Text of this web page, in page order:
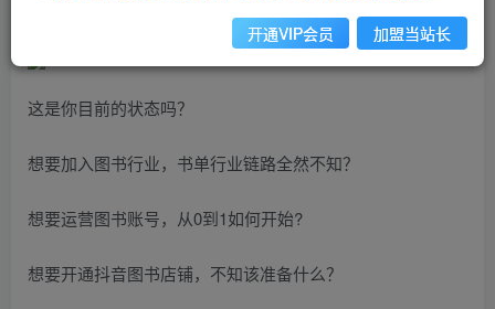
这是你目前的状态吗？
想要加入图书行业，书单行业链路全然不知？
想要运营图书账号，从0到1如何开始?
想要开通抖音图书店铺，不知该准备什么？
开通VIP会员 加盟当站长